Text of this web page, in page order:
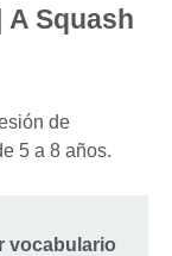
A Squash
de
5 a 8 años.
vocabulario